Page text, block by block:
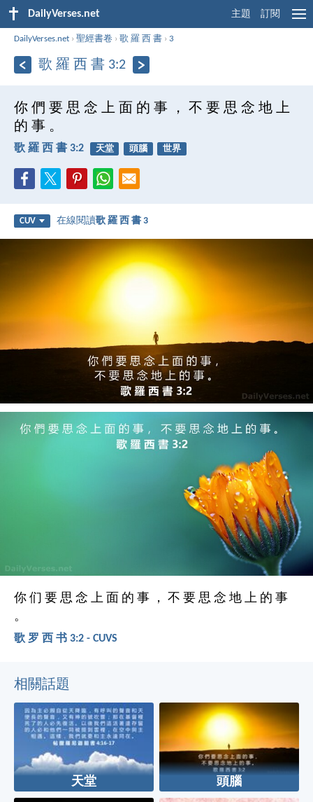
DailyVerses.net 主題 訂閱
DailyVerses.net ›聖經書卷 ›歌 羅 西 書 ›3
歌 羅 西 書 3:2
你 們 要 思 念 上 面 的 事 ， 不 要 思 念 地 上
的 事 。
歌 羅 西 書 3:2 天堂 頭腦 世界
CUV 在線閱讀歌 羅 西 書 3
你 们 要 思 念 上 面 的 事 ， 不 要 思 念 地 上 的 事
。
歌 罗 西 书 3:2 - CUVS
相關話題
天堂 頭腦